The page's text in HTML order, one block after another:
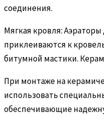
соединения.
Мягкая кровля:
приклеиваются к
битумной мастики.
При монтаже на
использовать
обеспечивающие